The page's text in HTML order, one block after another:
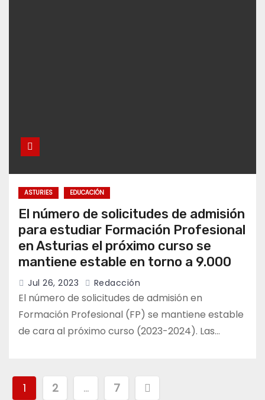
ASTURIES EDUCACIÓN
El número de solicitudes de admisión
para estudiar Formación Profesional
en Asturias el próximo curso se
mantiene estable en torno a 9.000
Jul 26, 2023 Redacción
El número de solicitudes de admisión en
Formación Profesional (FP) se mantiene estable
de cara al próximo curso (2023-2024). Las…
Paginación
1 2 … 7